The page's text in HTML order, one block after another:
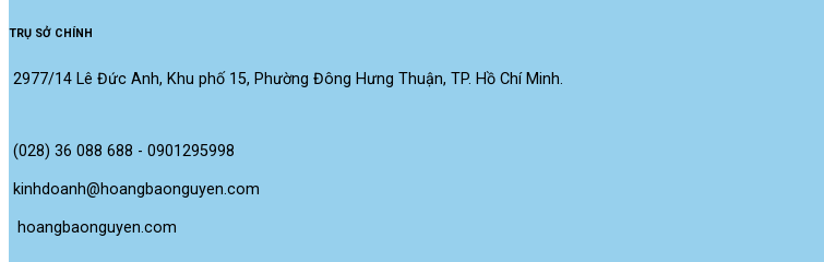
TRỤ SỞ CHÍNH
2977/14 Lê Đức Anh, Khu phố 15, Phường Đông Hưng Thuận, TP. Hồ Chí Minh.
(028) 36 088 688 - 0901295998
kinhdoanh@hoangbaonguyen.com
hoangbaonguyen.com